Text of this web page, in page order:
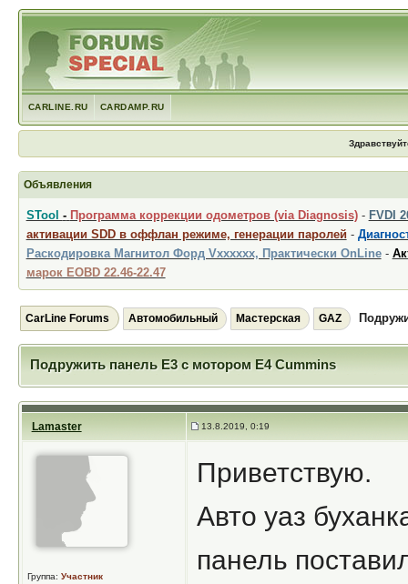
CARLINE.RU CARDAMP.RU
Объявления
STool - Программа коррекции одометров (via Diagnosis)- FVDI
активации SDD в оффлан режиме, генерации паролей -
Раскодировка Магнитол Форд Vxxxxxx, Практически OnLine-
марок EOBD 22.46-22.47
CarLine Forums Автомобильный Мастерская GAZ
Подружить панель Е3 с мотором Е4 Cummins
Lamaster 13.8.2019, 0:19
Группа: Участник
Приветствую.
Авто уаз
панель